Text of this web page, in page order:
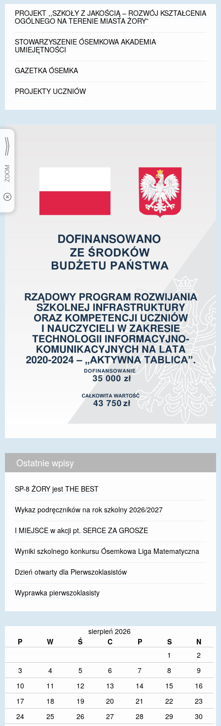
PROJEKT ,,SZKOŁY Z JAKOŚCIĄ – ROZWÓJ KSZTAŁCENIA
OGÓLNEGO NA TERENIE MIASTA ŻORY”
STOWARZYSZENIE ÓSEMKOWA AKADEMIA
UMIEJĘTNOŚCI
GAZETKA ÓSEMKA
PROJEKTY UCZNIÓW
Ostatnie wpisy
SP-8 ŻORY jest THE BEST
Wykaz podręczników na rok szkolny 2026/2027
I MIEJSCE w akcji pt. SERCE ZA GROSZE
Wyniki szkolnego konkursu Ósemkowa Liga Matematyczna
Dzień otwarty dla Pierwszoklasistów
Wyprawka pierwszoklasisty
sierpień 2026
P
W Ś C P S
N
1
2
3
4 5 6 7 8
9
10
11 12 13 14 15
16
17
18 19 20 21 22
23
24
25 26 27 28 29 30